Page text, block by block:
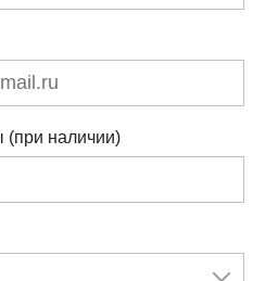
(при наличии)